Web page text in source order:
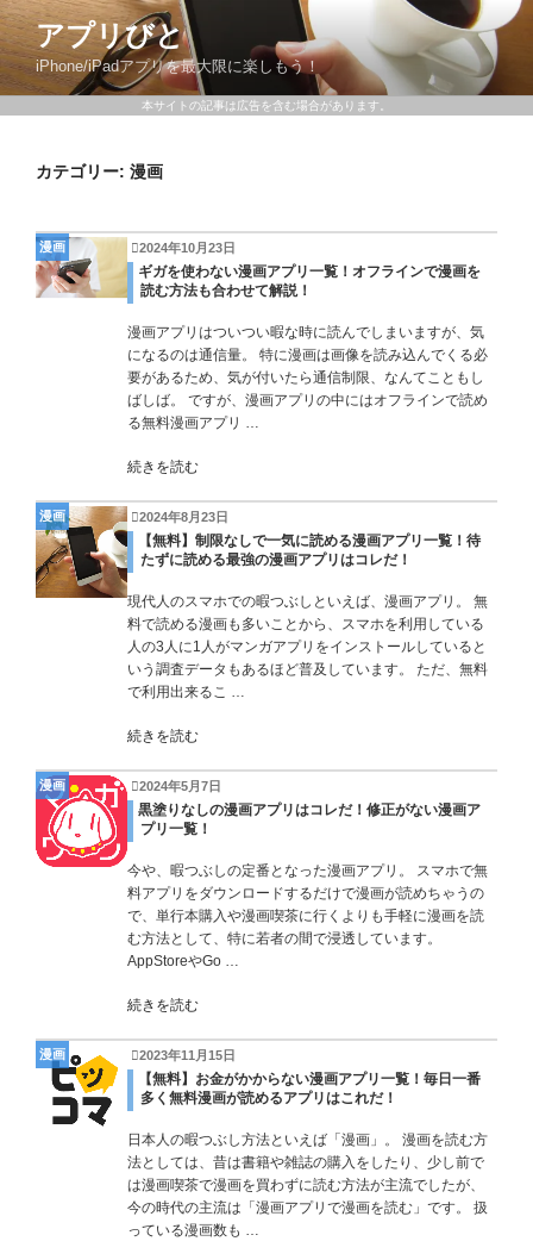
アプリびと
iPhone/iPadアプリを最大限に楽しもう！
本サイトの記事は広告を含む場合があります。
カテゴリー: 漫画
漫画 2024年10月23日
ギガを使わない漫画アプリ一覧！オフラインで漫画を
読む方法も合わせて解説！
漫画アプリはついつい暇な時に読んでしまいますが、気
になるのは通信量。 特に漫画は画像を読み込んでくる必
要があるため、気が付いたら通信制限、なんてこともし
ばしば。 ですが、漫画アプリの中にはオフラインで読め
る無料漫画アプリ …
続きを読む
漫画 2024年8月23日
【無料】制限なしで一気に読める漫画アプリ一覧！待
たずに読める最強の漫画アプリはコレだ！
現代人のスマホでの暇つぶしといえば、漫画アプリ。 無
料で読める漫画も多いことから、スマホを利用している
人の3人に1人がマンガアプリをインストールしていると
いう調査データもあるほど普及しています。 ただ、無料
で利用出来るこ …
続きを読む
漫画 2024年5月7日
黒塗りなしの漫画アプリはコレだ！修正がない漫画ア
プリ一覧！
今や、暇つぶしの定番となった漫画アプリ。 スマホで無
料アプリをダウンロードするだけで漫画が読めちゃうの
で、単行本購入や漫画喫茶に行くよりも手軽に漫画を読
む方法として、特に若者の間で浸透しています。
AppStoreやGo …
続きを読む
漫画 2023年11月15日
【無料】お金がかからない漫画アプリ一覧！毎日一番
多く無料漫画が読めるアプリはこれだ！
日本人の暇つぶし方法といえば「漫画」。 漫画を読む方
法としては、昔は書籍や雑誌の購入をしたり、少し前で
は漫画喫茶で漫画を買わずに読む方法が主流でしたが、
今の時代の主流は「漫画アプリで漫画を読む」です。 扱
っている漫画数も …